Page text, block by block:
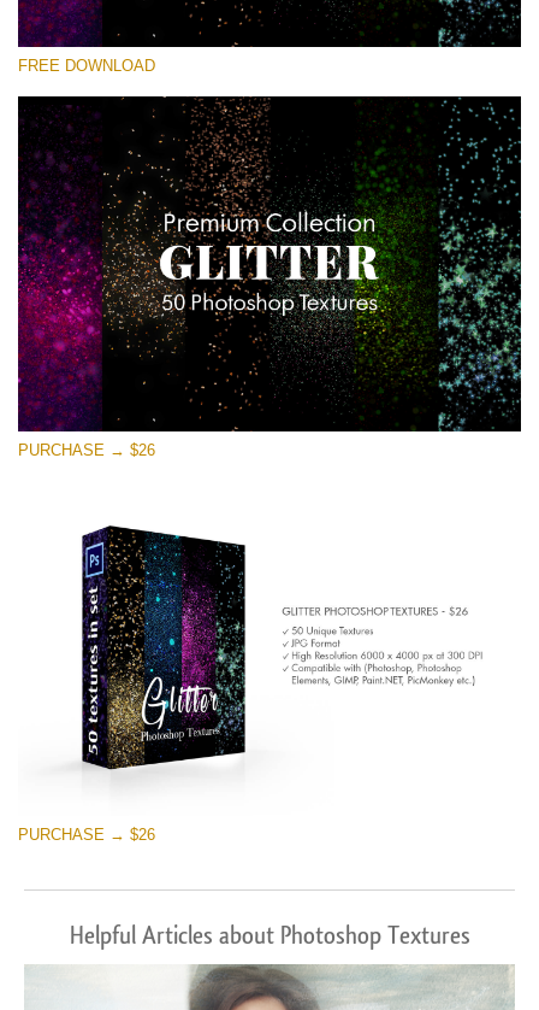
Por favor seleccione
Small 800*533px
Universe Stars Glitters
(50 Textures)
Large 6000*4000px
Entire Collection
(1783 Overlays)
Large 6000*4000px
Descarga gratis
FREE DOWNLOAD
PURCHASE → $26
PURCHASE → $26
Helpful Articles about Photoshop Textures